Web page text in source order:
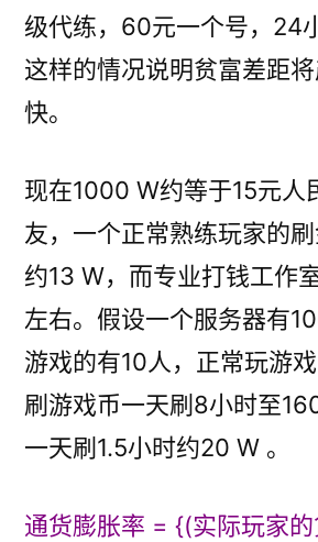
级代练，60元一个号，24
这样的情况说明贫富差距
快。
现在1000 W约等于15元人
友，一个正常熟练玩家的
约13 W，而专业打钱工作
左右。假设一个服务器有
游戏的有10人，正常玩游
刷游戏币一天刷8小时至
一天刷1.5小时约20 W 。
通货膨胀率 = {(实际玩家